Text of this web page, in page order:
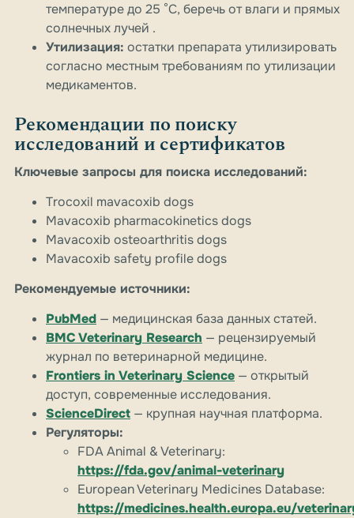
температуре до 25 °C, беречь от влаги и прямых
солнечных лучей .
Утилизация: остатки препарата утилизировать
согласно местным требованиям по утилизации
медикаментов.
Рекомендации по поиску
исследований и сертификатов
Ключевые запросы для поиска исследований:
Trocoxil mavacoxib dogs
Mavacoxib pharmacokinetics dogs
Mavacoxib osteoarthritis dogs
Mavacoxib safety profile dogs
Рекомендуемые источники:
PubMed — медицинская база данных статей.
BMC Veterinary Research — рецензируемый
журнал по ветеринарной медицине.
Frontiers in Veterinary Science — открытый
доступ, современные исследования.
ScienceDirect — крупная научная платформа.
Регуляторы:
FDA Animal & Veterinary:
https://fda.gov/animal-veterinary
European Veterinary Medicines Database:
https://medicines.health.europa.eu/